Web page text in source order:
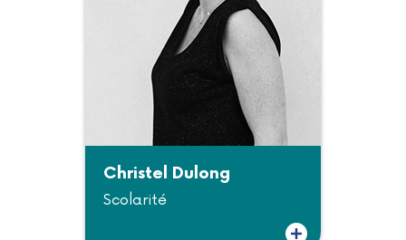
Christel Dulong
Scolarité
Plus d'informations sur Christel Dulong